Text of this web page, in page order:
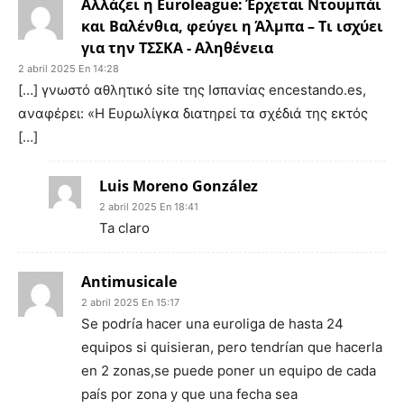
Αλλάζει η Euroleague: Έρχεται Ντουμπάι
και Βαλένθια, φεύγει η Άλμπα – Τι ισχύει
για την ΤΣΣΚΑ - Αληθένεια
2 abril 2025 En 14:28
[…] γνωστό αθλητικό site της Ισπανίας encestando.es,
αναφέρει: «Η Ευρωλίγκα διατηρεί τα σχέδιά της εκτός
[…]
Luis Moreno González
2 abril 2025 En 18:41
Ta claro
Antimusicale
2 abril 2025 En 15:17
Se podría hacer una euroliga de hasta 24
equipos si quisieran, pero tendrían que hacerla
en 2 zonas,se puede poner un equipo de cada
país por zona y que una fecha sea